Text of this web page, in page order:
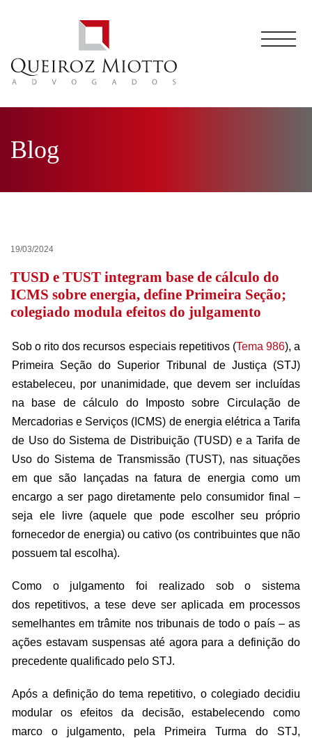
Blog
19/03/2024
TUSD e TUST integram base de cálculo do
ICMS sobre energia, define Primeira Seção;
colegiado modula efeitos do julgamento
Sob o rito dos recursos especiais repetitivos(Tema 986), a
Primeira Seção do Superior Tribunal de Justiça (STJ)
estabeleceu, por unanimidade, que devem ser incluídas
na base de cálculo do Imposto sobre Circulação de
Mercadorias e Serviços (ICMS) de energia elétrica a Tarifa
de Uso do Sistema de Distribuição (TUSD) e a Tarifa de
Uso do Sistema de Transmissão (TUST), nas situações
em que são lançadas na fatura de energia como um
encargo a ser pago diretamente pelo consumidor final –
seja ele livre (aquele que pode escolher seu próprio
fornecedor de energia) ou cativo (os contribuintes que não
possuem tal escolha).
Como o julgamento foi realizado sob o sistema
dos repetitivos, a tese deve ser aplicada em processos
semelhantes em trâmite nos tribunais de todo o país – as
ações estavam suspensas até agora para a definição do
precedente qualificado pelo STJ.
Após a definição do tema repetitivo, o colegiado decidiu
modular os efeitos da decisão, estabelecendo como
marco o julgamento, pela Primeira Turma do STJ,